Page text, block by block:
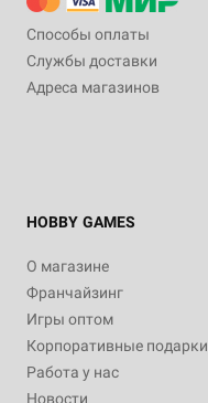
Способы оплаты
Службы доставки
Адреса магазинов
HOBBY GAMES
О магазине
Франчайзинг
Игры оптом
Корпоративные подарки
Работа у нас
Новости